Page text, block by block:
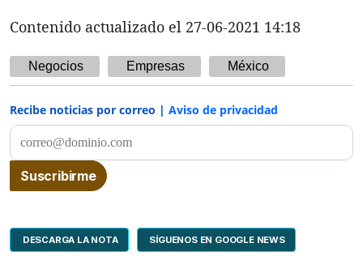
Contenido actualizado el 27-06-2021 14:18
Negocios Empresas México
Recibe noticias por correo | Aviso de privacidad
DESCARGA LA NOTA SÍGUENOS EN GOOGLE NEWS